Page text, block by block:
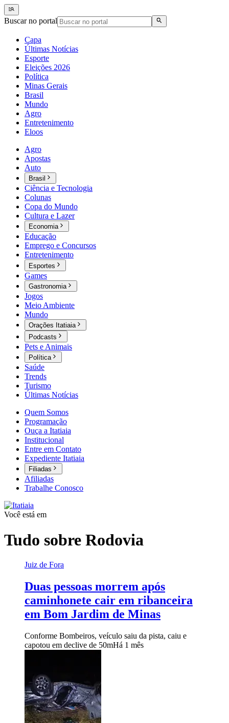
Buscar no portal
Capa
Últimas Notícias
Esporte
Eleições 2026
Política
Minas Gerais
Brasil
Mundo
Agro
Entretenimento
Eloos
Agro
Apostas
Auto
Brasil
Ciência e Tecnologia
Colunas
Copa do Mundo
Cultura e Lazer
Economia
Educação
Emprego e Concursos
Entretenimento
Esportes
Games
Gastronomia
Jogos
Meio Ambiente
Mundo
Orações Itatiaia
Podcasts
Pets e Animais
Política
Saúde
Trends
Turismo
Últimas Notícias
Quem Somos
Programação
Ouça a Itatiaia
Institucional
Entre em Contato
Expediente Itatiaia
Filiadas
Afiliadas
Trabalhe Conosco
Você está em
Tudo sobre Rodovia
Juiz de Fora
Duas pessoas morrem após
caminhonete cair em ribanceira
em Bom Jardim de Minas
Conforme Bombeiros, veículo saiu da pista, caiu e
capotou em declive de 50mHá 1 mês